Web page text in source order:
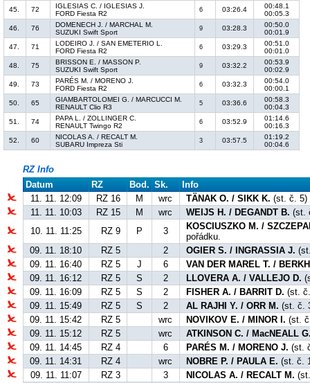
45.
72
IGLESIAS C. / IGLESIAS J.
FORD Fiesta R2
6 03:26.4
00:48.1
00:05.3
46.
76
DOMENECH J. / MARCHAL M.
SUZUKI Swift Sport
9 03:28.3
00:50.0
00:01.9
47.
71
LODEIRO J. / SAN EMETERIO L.
FORD Fiesta R2
6 03:29.3
00:51.0
00:01.0
48.
75
BRISSON E. / MASSON P.
SUZUKI Swift Sport
9 03:32.2
00:53.9
00:02.9
49.
73
PARÉS M. / MORENO J.
FORD Fiesta R2
6 03:32.3
00:54.0
00:00.1
50.
65
GIAMBARTOLOMEI G. / MARCUCCI M.
RENAULT Clio R3
5 03:36.6
00:58.3
00:04.3
51.
74
PAPA L. / ZOLLINGER C.
RENAULT Twingo R2
6 03:52.9
01:14.6
00:16.3
52.
60
NICOLAS A. / RECALT M.
SUBARU Impreza Sti
3 03:57.5
01:19.2
00:04.6
RZ Info
Datum
RZ Bod. Sk.
Info
11. 11. 12:09
RZ 16 M wrc TÄNAK O. / SIKK K. (st. č. 5)
11. 11. 10:03
RZ 15 M wrc WEIJS H. / DEGANDT B. (st.
10. 11. 11:25
RZ 9 P 3
KOSCIUSZKO M. /
pořádku.
09. 11. 18:10
RZ 5 2 OGIER S. / INGRASSIA J.
09. 11. 16:40
RZ 5 J 6
VAN DER MAREL T. /
09. 11. 16:12
RZ 5 S 2 LLOVERA A. / VALLEJO D.
09. 11. 16:09
RZ 5 S 2 FISHER A. / BARRIT D. (st.
09. 11. 15:49
RZ 5 S 2 AL RAJHI Y. / ORR M. (st. č.
09. 11. 15:42
RZ 5 wrc NOVIKOV E. / MINOR I. (st.
09. 11. 15:12
RZ 5 wrc
ATKINSON C. / MacNEALL
09. 11. 14:45
RZ 4 6 PARÉS M. / MORENO J. (st.
09. 11. 14:31
RZ 4 wrc NOBRE P. / PAULA E. (st. č.
09. 11. 11:07
RZ 3 3 NICOLAS A. / RECALT M.